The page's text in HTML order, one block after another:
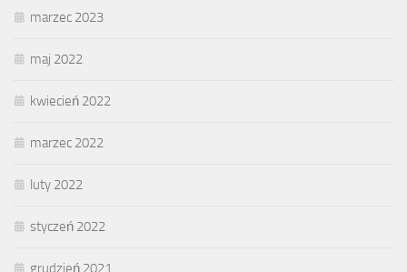
marzec 2023
maj 2022
kwiecień 2022
marzec 2022
luty 2022
styczeń 2022
grudzień 2021